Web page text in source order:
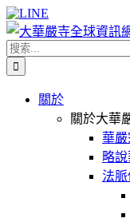
Skip
to
content
Facebook
X
WeChat
YouTube
LINE
搜
索
關於
關於大華
華嚴
略
法脈